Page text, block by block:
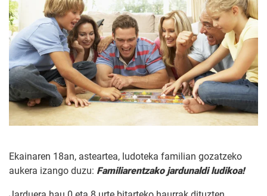
Ekainaren 18an, asteartea, ludoteka familian gozatzeko
aukera izango duzu: Familiarentzako jardunaldi ludikoa!